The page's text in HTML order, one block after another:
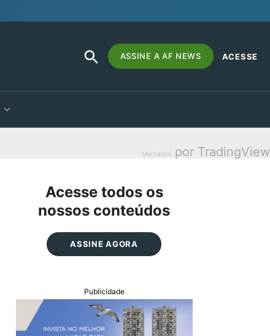
Search
for:
SEARCH
BUTTON
ASSINE A AF NEWS ACESSE
Mercados por TradingView
Acesse todos os
nossos conteúdos
ASSINE AGORA
Publicidade